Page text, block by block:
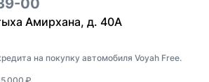
Амирхана, д. 40А
на покупку автомобиля Voyah Free.